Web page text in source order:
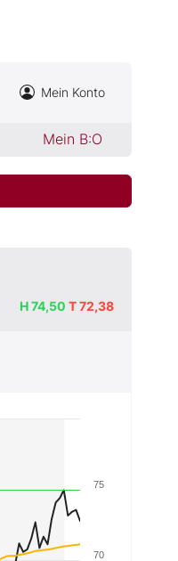
Mein Konto
Mein B:O
H74,50 T72,38
70
75